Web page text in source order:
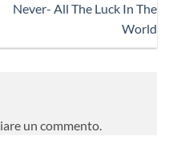
Never- All The Luck In The
World
un commento.